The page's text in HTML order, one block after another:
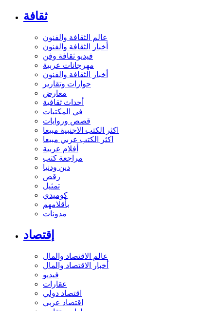
ثقافة
عالم الثقافة والفنون
أخبار الثقافة والفنون
فيديو ثقافة وفن
مهرجانات عربية
أخبار الثقافة والفنون
حوارات وتقارير
معارض
أحداث ثقافية
في المكتبات
قصص وروايات
اكثر الكتب الاجنبية مبيعا
اكثر الكتب عربي مبيعا
أفلام عربية
مراجعة كتب
دين ودنيا
رقص
تمثيل
كوميدي
بأقلامهم
مدونات
إقتصاد
عالم الاقتصاد والمال
أخبار الاقتصاد والمال
فيديو
عقارات
اقتصاد دولي
اقتصاد عربي